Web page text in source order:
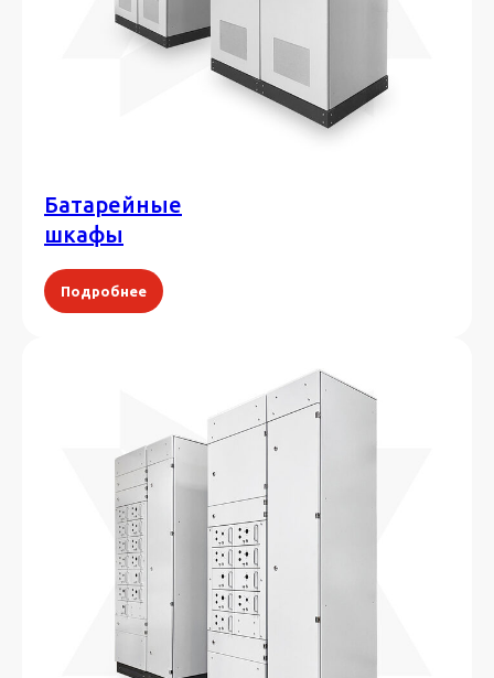
Батарейные
шкафы
Подробнее